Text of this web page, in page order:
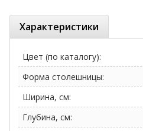
Характеристики
Цвет (по каталогу):
Форма столешницы:
Ширина, см:
Глубина, см: